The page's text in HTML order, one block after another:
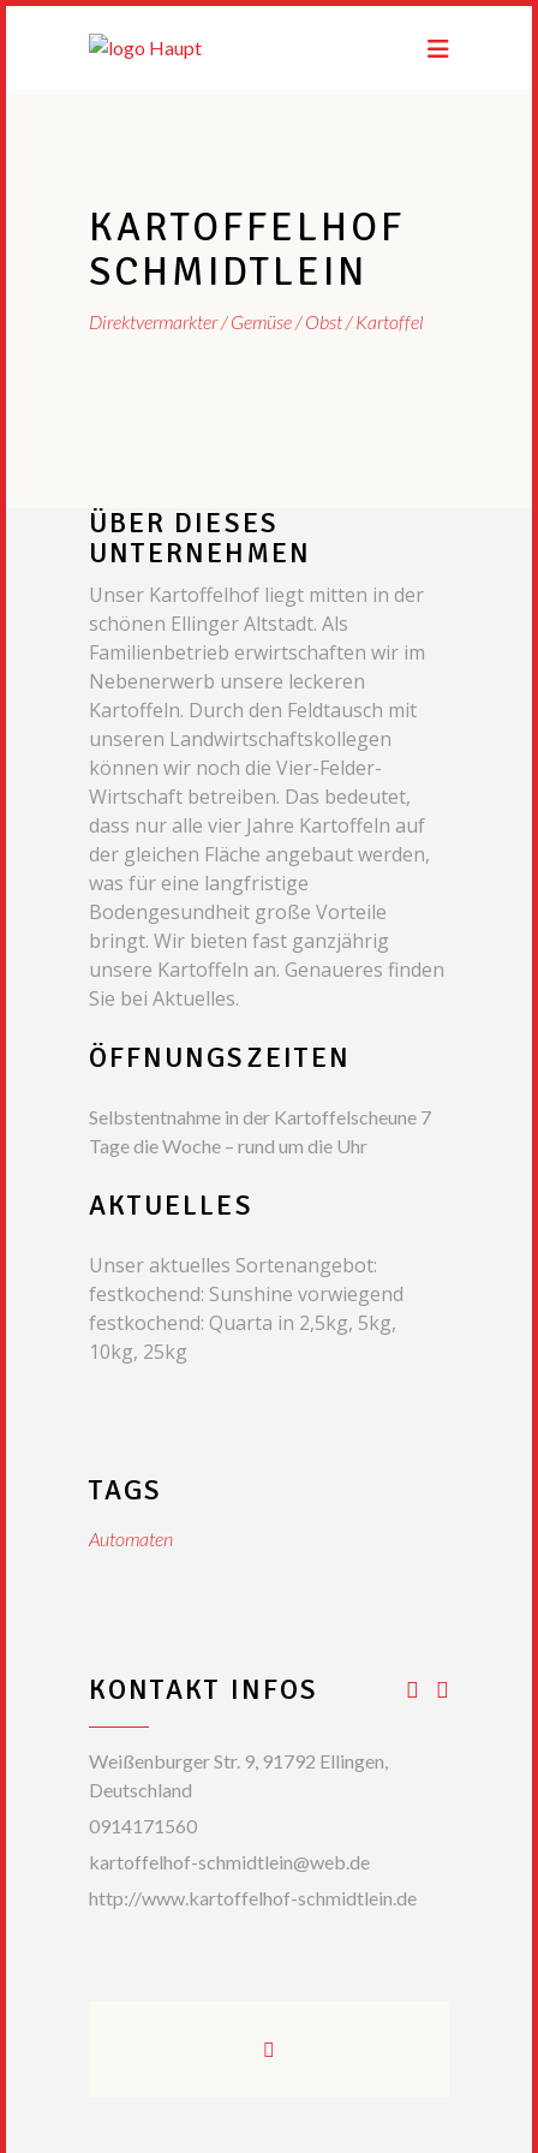
KARTOFFELHOF
SCHMIDTLEIN
Direktvermarkter Gemüse / Obst / Kartoffel
ÜBER DIESES
UNTERNEHMEN
Unser Kartoffelhof liegt mitten in der
schönen Ellinger Altstadt. Als
Familienbetrieb erwirtschaften wir im
Nebenerwerb unsere leckeren
Kartoffeln. Durch den Feldtausch mit
unseren Landwirtschaftskollegen
können wir noch die Vier-Felder-
Wirtschaft betreiben. Das bedeutet,
dass nur alle vier Jahre Kartoffeln auf
der gleichen Fläche angebaut werden,
was für eine langfristige
Bodengesundheit große Vorteile
bringt. Wir bieten fast ganzjährig
unsere Kartoffeln an. Genaueres finden
Sie bei Aktuelles.
ÖFFNUNGSZEITEN
Selbstentnahme in der Kartoffelscheune 7
Tage die Woche – rund um die Uhr
AKTUELLES
Unser aktuelles Sortenangebot:
festkochend: Sunshine vorwiegend
festkochend: Quarta in 2,5kg, 5kg,
10kg, 25kg
TAGS
Automaten
KONTAKT INFOS
Weißenburger Str. 9, 91792 Ellingen,
Deutschland
0914171560
kartoffelhof-schmidtlein@web.de
http://www.kartoffelhof-schmidtlein.de